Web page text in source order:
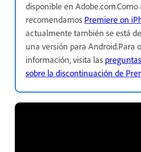
disponible en
recomendamos Premiere on
actualmente también se está
una versión para Android.Para
información, visita las
sobre la discontinuación de